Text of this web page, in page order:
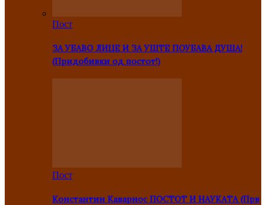
Пост
ЗА УБАВО ЛИЦЕ И ЗА УШТЕ ПОУБАВА ДУША!
(Придобивки од постот!)
Пост
Константин Каварнос ПОСТОТ И НАУКАТА (Прв